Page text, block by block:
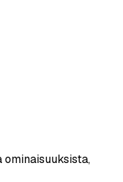
ominaisuuksista,